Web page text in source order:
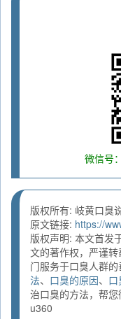
微信号
版权所有: 岐黄口臭
原文链接: https://
版权声明: 本文首发
文的著作权，严谨
门服务于口臭人群
法、 口臭的原因、
治口臭的方法，帮
u360